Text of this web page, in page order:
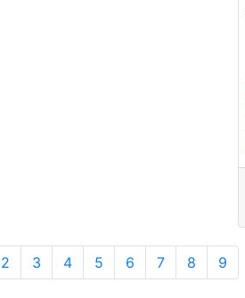
2 3 4 5 6 7 8 9